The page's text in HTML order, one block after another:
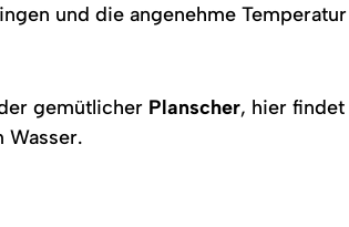
und die angenehme
gemütlicher Planscher, hier findet
Wasser.